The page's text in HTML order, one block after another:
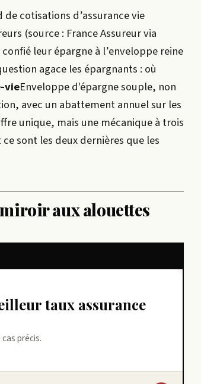
cotisations d’assurance vie
(source : France Assureur via
leur épargne à l’enveloppe reine
agace les épargnants : où
vieEnveloppe d'épargne souple, non
avec un abattement annuel sur les
unique, mais une mécanique à trois
sont les deux dernières que les
aux alouettes
précis.